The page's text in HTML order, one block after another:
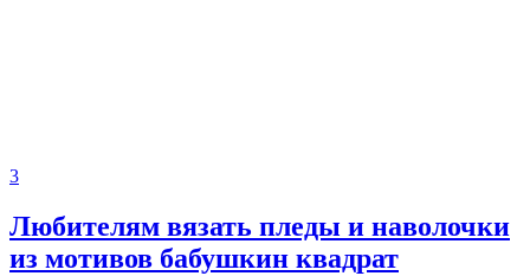
3
Любителям вязать пледы и наволочки
из мотивов бабушкин квадрат